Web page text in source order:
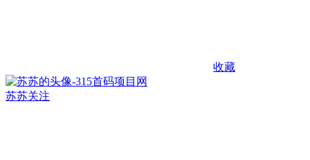
收藏
苏苏关注